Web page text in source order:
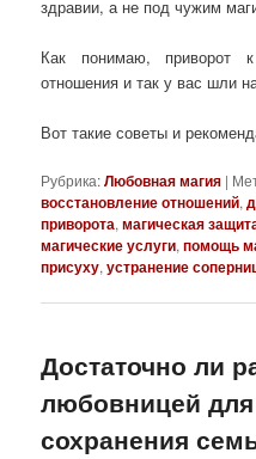
здравии, а не под чужим
Как понимаю, приворот
отношения и так у вас шли
Вот такие советы и
Рубрика:Любовная магия |
восстановление отношений,
приворота,магическая
магические услуги,помощь
присуху,устранение
Достаточно ли
любовницей для
сохранения